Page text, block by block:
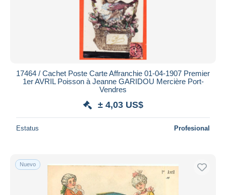
17464 / Cachet Poste Carte Affranchie 01-04-1907 Premier
1er AVRIL Poisson à Jeanne GARIDOU Mercière Port-
Vendres
± 4,03 US$
Estatus Profesional
Nuevo